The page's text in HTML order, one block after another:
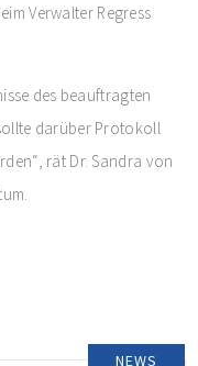
Verwalter Regress
des beauftragten
darüber Protokoll
rät Dr. Sandra von
NEWS